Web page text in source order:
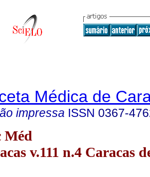
Médica de
impressa ISSN 0367-
Méd
v.111 n.4 Caracas